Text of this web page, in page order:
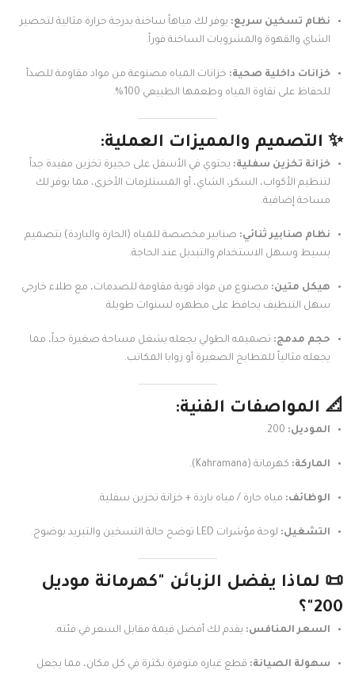
نظام تسخين سريع: يوفر لك مياهاً ساخنة بدرجة حرارة مثالية لتحضير
الشاي والقهوة والمشروبات الساخنة فوراً.
خزانات داخلية صحية: خزانات المياه مصنوعة من مواد مقاومة للصدأ
للحفاظ على نقاوة المياه وطعمها الطبيعي 100%.
✨ التصميم والمميزات العملية:
خزانة تخزين سفلية: يحتوي في الأسفل على حجيرة تخزين مفيدة جداً
لتنظيم الأكواب، السكر، الشاي، أو المستلزمات الأخرى، مما يوفر لك
مساحة إضافية.
نظام صنابير ثنائي: صنابير مخصصة للمياه (الحارة والباردة) بتصميم
بسيط وسهل الاستخدام والتبديل عند الحاجة.
هيكل متين: مصنوع من مواد قوية مقاومة للصدمات، مع طلاء خارجي
سهل التنظيف يحافظ على مظهره لسنوات طويلة.
حجم مدمج: تصميمه الطولي يجعله يشغل مساحة صغيرة جداً، مما
يجعله مثالياً للمطابخ الصغيرة أو زوايا المكاتب.
📐 المواصفات الفنية:
الموديل:
الماركة: كهرمانة (Kahramana).
الوظائف: مياه حارة / مياه باردة + خزانة تخزين سفلية.
التشغيل: لوحة مؤشرات LED توضح حالة التسخين والتبريد بوضوح.
📜 لماذا يفضل الزبائن "كهرمانة موديل
200"؟
السعر المنافس: يقدم لك أفضل قيمة مقابل السعر في فئته.
سهولة الصيانة: قطع غياره متوفرة بكثرة في كل مكان، مما يجعل